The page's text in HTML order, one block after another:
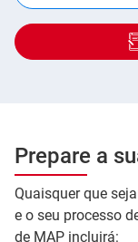
Prepare a
Quaisquer que
e o seu processo
de MAP incluirá: